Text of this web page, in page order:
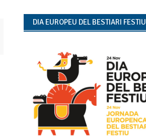
DIA EUROPEU DEL BESTIARI FESTIU